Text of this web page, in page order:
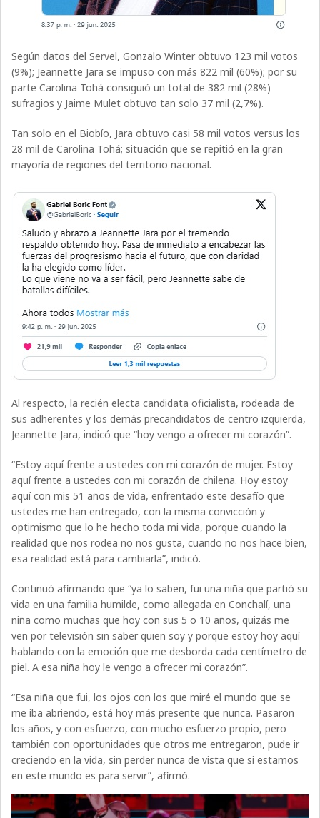
Según datos del Servel, Gonzalo Winter obtuvo 123 mil votos
(9%); Jeannette Jara se impuso con más 822 mil (60%); por su
parte Carolina Tohá consiguió un total de 382 mil (28%)
sufragios y Jaime Mulet obtuvo tan solo 37 mil (2,7%).
Tan solo en el Biobío, Jara obtuvo casi 58 mil votos versus los
28 mil de Carolina Tohá; situación que se repitió en la gran
mayoría de regiones del territorio nacional.
Al respecto, la recién electa candidata oficialista, rodeada de
sus adherentes y los demás precandidatos de centro izquierda,
Jeannette Jara, indicó que “hoy vengo a ofrecer mi corazón”.
“Estoy aquí frente a ustedes con mi corazón de mujer. Estoy
aquí frente a ustedes con mi corazón de chilena. Hoy estoy
aquí con mis 51 años de vida, enfrentado este desafío que
ustedes me han entregado, con la misma convicción y
optimismo que lo he hecho toda mi vida, porque cuando la
realidad que nos rodea no nos gusta, cuando no nos hace bien,
esa realidad está para cambiarla”, indicó.
Continuó afirmando que “ya lo saben, fui una niña que partió su
vida en una familia humilde, como allegada en Conchalí, una
niña como muchas que hoy con sus 5 o 10 años, quizás me
ven por televisión sin saber quien soy y porque estoy hoy aquí
hablando con la emoción que me desborda cada centímetro de
piel. A esa niña hoy le vengo a ofrecer mi corazón”.
“Esa niña que fui, los ojos con los que miré el mundo que se
me iba abriendo, está hoy más presente que nunca. Pasaron
los años, y con esfuerzo, con mucho esfuerzo propio, pero
también con oportunidades que otros me entregaron, pude ir
creciendo en la vida, sin perder nunca de vista que si estamos
en este mundo es para servir”, afirmó.